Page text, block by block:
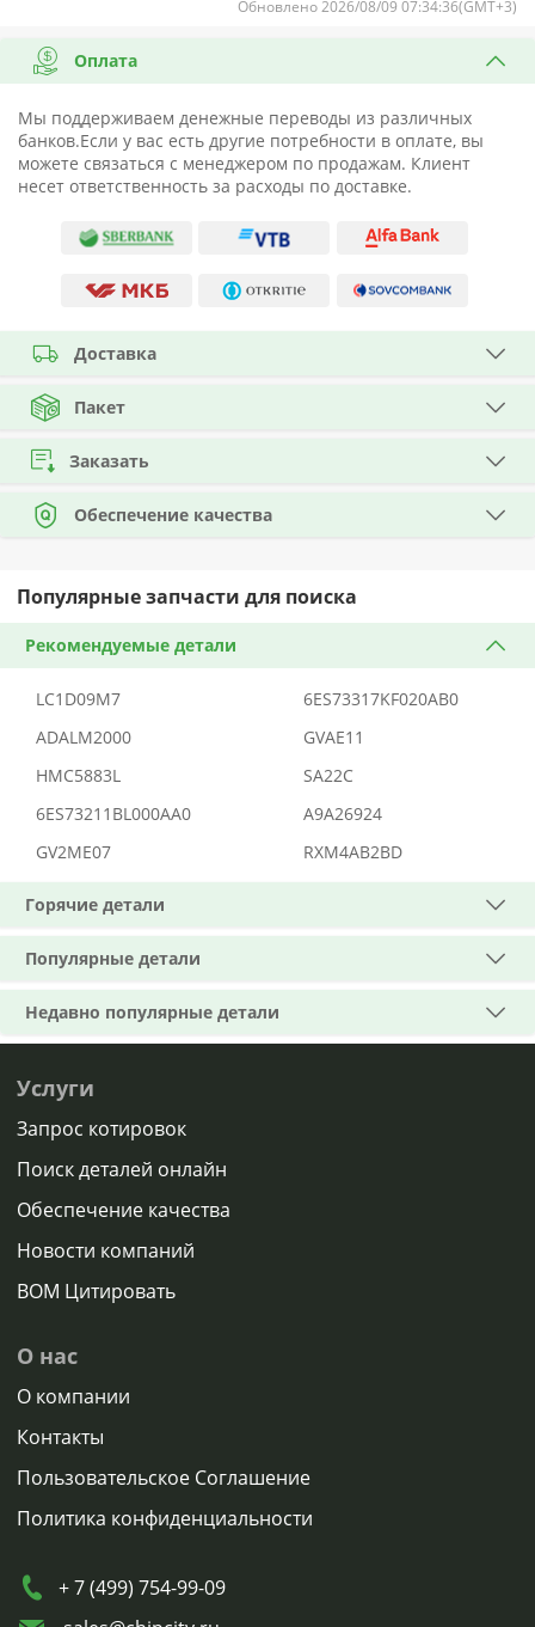
Обновлено 2026/08/09 07:34:36(GMT+3)
Оплата
Мы поддерживаем денежные переводы из различных
банков.Если у вас есть другие потребности в оплате, вы
можете связаться с менеджером по продажам. Клиент
несет ответственность за расходы по доставке.
Доставка
Пакет
Заказать
Обеспечение качества
Популярные запчасти для поиска
Рекомендуемые детали
LC1D09M7
6ES73317KF020AB0
ADALM2000
GVAE11
HMC5883L
SA22C
6ES73211BL000AA0
A9A26924
GV2ME07
RXM4AB2BD
Горячие детали
Популярные детали
Недавно популярные детали
Услуги
Запрос котировок
Поиск деталей онлайн
Обеспечение качества
Новости компаний
BOM Цитировать
О нас
О компании
Контакты
Пользовательское Соглашение
Политика конфиденциальности
+ 7 (499) 754-99-09